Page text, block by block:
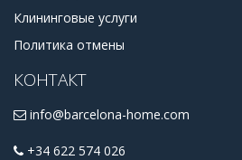
Клининговые услуги
Политика отмены
КОНТАКТ
info@barcelona-home.com
+34 622 574 026